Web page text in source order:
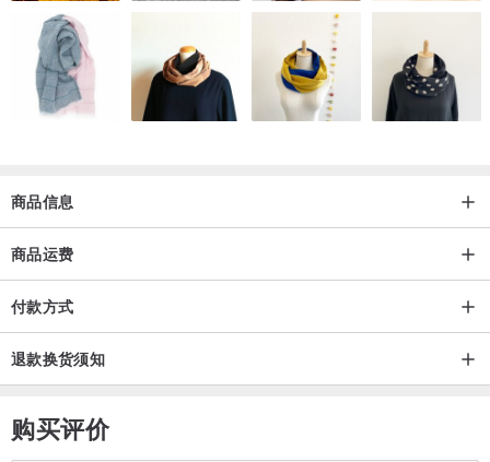
衣长｜52 cm
胸宽｜47 cm
领宽｜20 cm
袖襱｜18 cm
身高｜169 cm
体重｜50 kg
肩宽｜38 cm
腰围｜64 cm
▲洗涤建议
3、亚麻材质商品若机洗建议使用洗衣袋，脱水不要过干，可减少发皱
商品信息
商品运费
付款方式
退款换货须知
购买评价